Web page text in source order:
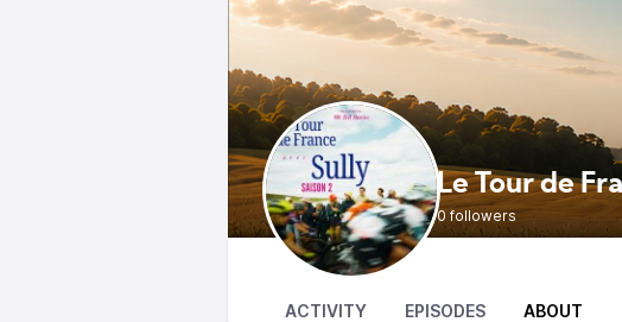
Le Tour de
0 followers
ACTIVITY EPISODES ABOUT